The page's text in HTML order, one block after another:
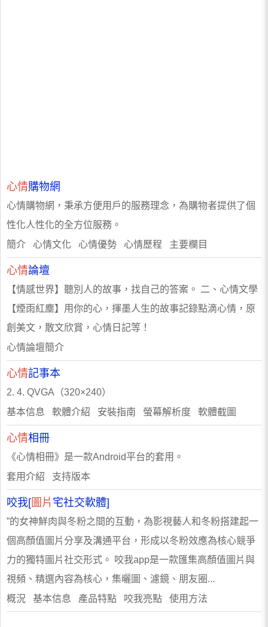
心情購物網
心情購物網，秉承方便用戶的服務理念，為購物者提供了個
性化人性化的全方位服務。
簡介 心情文化 心情優勢 心情歷程 主要欄目
心情論壇
【情感世界】聽別人的故事，找自己的答案。 二、心情文學
【煙雨紅塵】用你的心，揮墨人生的故事記錄點滴心情，原
創美文，散文欣賞，心情日記等！
心情論壇簡介
心情記事本
2. 4. QVGA（320×240）
基本信息 軟體介紹 安裝指南 螢幕解析度 軟體截圖
心情相冊
《心情相冊》是一款Android平台的套用。
套用介紹 支持版本
咬我[圖片 宅社交軟體]
”的女神鮮肉與冬粉之間的互動，為影視藝人和冬粉搭建起一
個高顏值圖片分享及溝通平台，形成以冬粉效應為核心競爭
力的獨特圖片社交形式。 咬我app是一款匯集高顏值圖片與
視頻、精選內容為核心，集曬圖、濾鏡、朋友圈...
概況 基本信息 產品特點 咬我亮點 使用方法